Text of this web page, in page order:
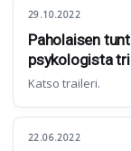
29.10.2022
Paholaisen
psykologista
Katso traileri.
22.06.2022